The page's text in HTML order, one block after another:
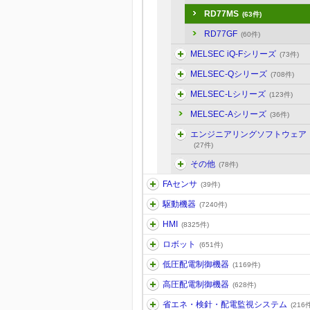
RD77MS (63件)
RD77GF (60件)
MELSEC iQ-Fシリーズ (73件)
MELSEC-Qシリーズ (708件)
MELSEC-Lシリーズ (123件)
MELSEC-Aシリーズ (36件)
エンジニアリングソフトウェア
(27件)
その他 (78件)
FAセンサ (39件)
駆動機器 (7240件)
HMI (8325件)
ロボット (651件)
低圧配電制御機器 (1169件)
高圧配電制御機器 (628件)
省エネ・検針・配電監視システム (216